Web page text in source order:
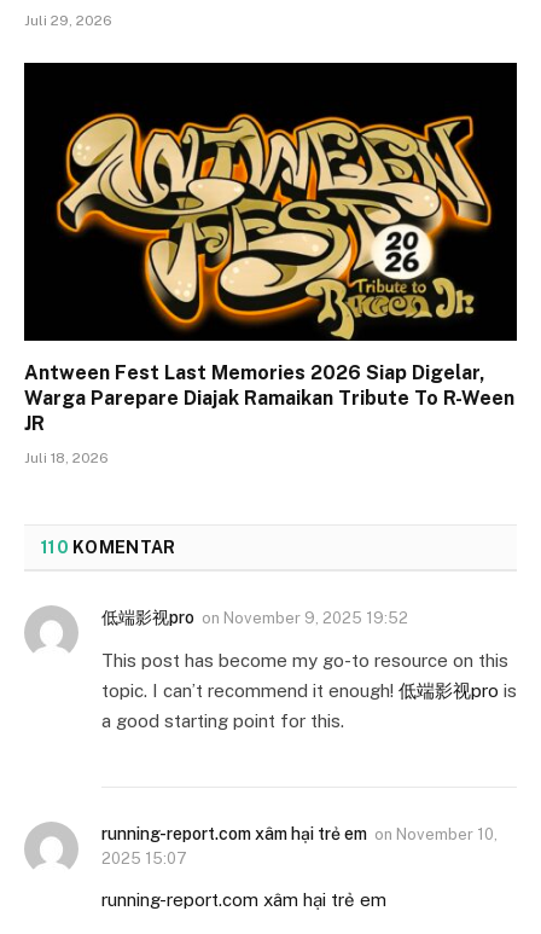
Juli 29, 2026
Antween Fest Last Memories 2026 Siap Digelar,
Warga Parepare Diajak Ramaikan Tribute To R-Ween
JR
Juli 18, 2026
110 KOMENTAR
低端影视pro on November 9, 2025 19:52
This post has become my go-to resource on this
topic. I can’t recommend it enough! 低端影视pro is
a good starting point for this.
running-report.com xâm hại trẻ em on November 10,
2025 15:07
running-report.com xâm hại trẻ em